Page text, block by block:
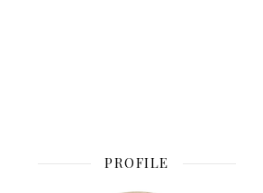
PROFILE